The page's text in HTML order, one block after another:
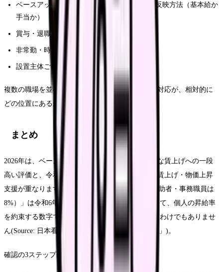
ベースアップ評価料の届出状況と、賃上げの反映方法（基本給か
手当か）
賞与・退職金への波及の有無
非常勤・時短・夜勤専従での扱いの違い
設置主体ごとの給与水準と、賃上げの継続性
複数の職場を並べることで、いまの職場の賃上げ対応が、相対的に
どの位置にあるかが見えてきます。
まとめ
2026年は、ベースアップ評価料の見直し（継続的な賃上げへの一段
高い評価と、令和8年5月の届出）と、施設単位の賃上げ・物価上昇
支援が重なります。ただし基準の「5.5%（看護補助者・事務職員は
8%）」は令和6年3月比の賃上げ水準の基準であって、個人の昇給率
を約束する数字ではありません。8%が新設されたわけでもありませ
ん(Source: 日本看護協会「令和8年度診療報酬改定」)。
確認の3ステップは次のとおりです。